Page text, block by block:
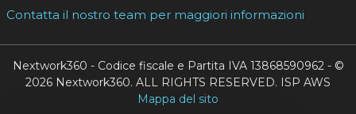
Contatta il nostro team per maggiori informazioni
Nextwork360 - Codice fiscale e Partita IVA 13868590962 - ©
2026 Nextwork360. ALL RIGHTS RESERVED. ISP AWS
Mappa del sito